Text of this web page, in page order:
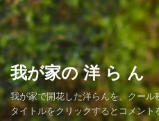
コ
ン
テ
ン
ツ
へ
ス
我が家の 洋 ら ん
我が家で開花した洋らんを、クール
タイトルをクリックするとコメント